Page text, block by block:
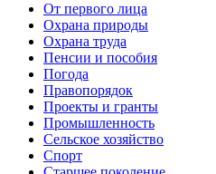
От первого лица
Охрана природы
Охрана труда
Пенсии и пособия
Погода
Правопорядок
Проекты и гранты
Промышленность
Сельское хозяйство
Спорт